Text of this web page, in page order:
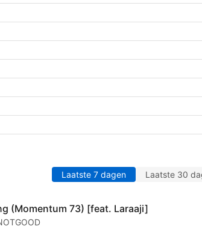
Laatste 7 dagen Laatste 30
(Momentum 73) [feat. Laraaji]